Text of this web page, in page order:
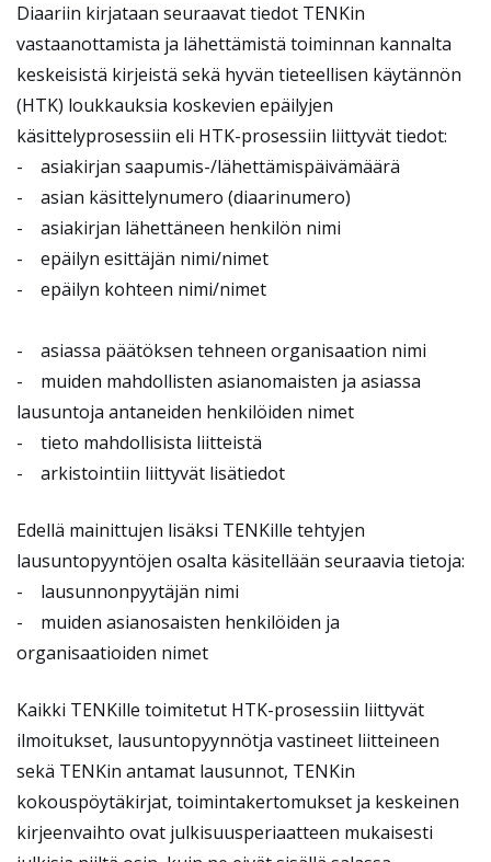
Diaariin kirjataan seuraavat tiedot TENKin
vastaanottamista ja lähettämistä toiminnan kannalta
keskeisistä kirjeistä sekä hyvän tieteellisen käytännön
(HTK) loukkauksia koskevien epäilyjen
käsittelyprosessiin eli HTK-prosessiin liittyvät tiedot:
- asiakirjan saapumis-/lähettämispäivämäärä
- asian käsittelynumero (diaarinumero)
- asiakirjan lähettäneen henkilön nimi
- epäilyn esittäjän nimi/nimet
- epäilyn kohteen nimi/nimet
- asiassa päätöksen tehneen organisaation nimi
- muiden mahdollisten asianomaisten ja asiassa
lausuntoja antaneiden henkilöiden nimet
- tieto mahdollisista liitteistä
- arkistointiin liittyvät lisätiedot
Edellä mainittujen lisäksi TENKille tehtyjen
lausuntopyyntöjen osalta käsitellään seuraavia tietoja:
- lausunnonpyytäjän nimi
- muiden asianosaisten henkilöiden ja
organisaatioiden nimet
Kaikki TENKille toimitetut HTK-prosessiin liittyvät
ilmoitukset, lausuntopyynnötja vastineet liitteineen
sekä TENKin antamat lausunnot, TENKin
kokouspöytäkirjat, toimintakertomukset ja keskeinen
kirjeenvaihto ovat julkisuusperiaatteen mukaisesti